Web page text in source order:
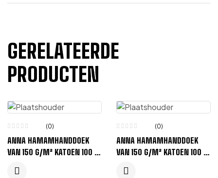
GERELATEERDE
PRODUCTEN
(0)
ANNA HAMAMHANDDOEK
VAN 150 G/M² KATOEN 100 X
(0)
ANNA HAMAMHANDDOEK
VAN 150 G/M² KATOEN 100 X